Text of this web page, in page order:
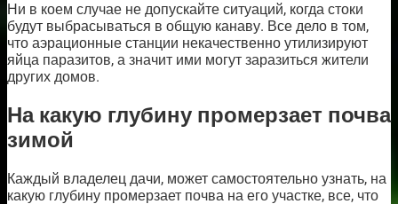
Ни в коем случае не допускайте ситуаций, когда стоки
будут выбрасываться в общую канаву. Все дело в том,
что аэрационные станции некачественно утилизируют
яйца паразитов, а значит ими могут заразиться жители
других домов.
На какую глубину промерзает почва
зимой
Каждый владелец дачи, может самостоятельно узнать, на
какую глубину промерзает почва на его участке, все, что